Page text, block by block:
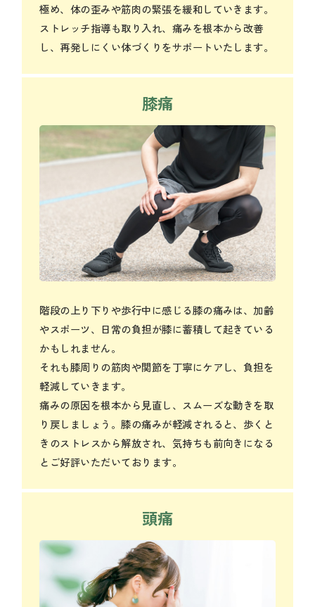
極め、体の歪みや筋肉の緊張を緩和していきます。
ストレッチ指導も取り入れ、痛みを根本から改善
し、再発しにくい体づくりをサポートいたします。
膝痛
階段の上り下りや歩行中に感じる膝の痛みは、加齢
やスポーツ、日常の負担が膝に蓄積して起きている
かもしれません。
それも膝周りの筋肉や関節を丁寧にケアし、負担を
軽減していきます。
痛みの原因を根本から見直し、スムーズな動きを取
り戻しましょう。膝の痛みが軽減されると、歩くと
きのストレスから解放され、気持ちも前向きになる
とご好評いただいております。
頭痛